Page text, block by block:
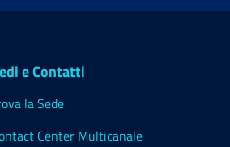
e Contatti
la Sede
Center Multicanale